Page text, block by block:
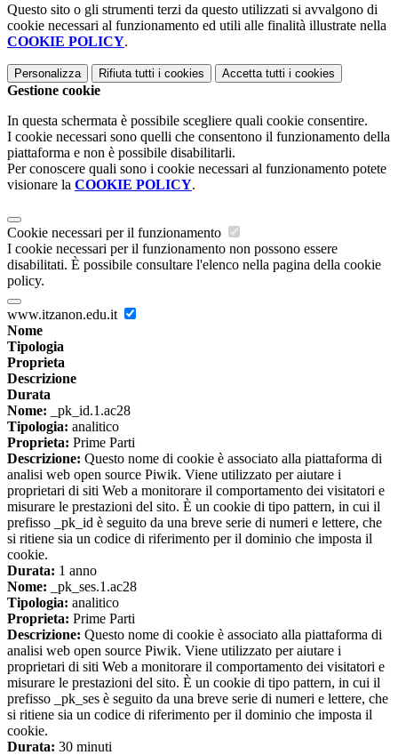
Questo sito o gli strumenti terzi da questo utilizzati si avvalgono di
cookie necessari al funzionamento ed utili alle finalità illustrate nella
COOKIE POLICY.
Personalizza Rifiuta tutti i cookies Accetta tutti i cookies
Gestione cookie
In questa schermata è possibile scegliere quali cookie consentire.
I cookie necessari sono quelli che consentono il funzionamento della
piattaforma e non è possibile disabilitarli.
Per conoscere quali sono i cookie necessari al funzionamento potete
visionare la COOKIE POLICY.
Cookie necessari per il funzionamento
I cookie necessari per il funzionamento non possono essere
disabilitati. È possibile consultare l'elenco nella pagina della cookie
policy.
www.itzanon.edu.it
Nome
Tipologia
Proprieta
Descrizione
Durata
Nome: _pk_id.1.ac28
Tipologia: analitico
Proprieta: Prime Parti
Descrizione: Questo nome di cookie è associato alla piattaforma di
analisi web open source Piwik. Viene utilizzato per aiutare i
proprietari di siti Web a monitorare il comportamento dei visitatori e
misurare le prestazioni del sito. È un cookie di tipo pattern, in cui il
prefisso _pk_id è seguito da una breve serie di numeri e lettere, che
si ritiene sia un codice di riferimento per il dominio che imposta il
cookie.
Durata: 1 anno
Nome: _pk_ses.1.ac28
Tipologia: analitico
Proprieta: Prime Parti
Descrizione: Questo nome di cookie è associato alla piattaforma di
analisi web open source Piwik. Viene utilizzato per aiutare i
proprietari di siti Web a monitorare il comportamento dei visitatori e
misurare le prestazioni del sito. È un cookie di tipo pattern, in cui il
prefisso _pk_ses è seguito da una breve serie di numeri e lettere, che
si ritiene sia un codice di riferimento per il dominio che imposta il
cookie.
Durata: 30 minuti